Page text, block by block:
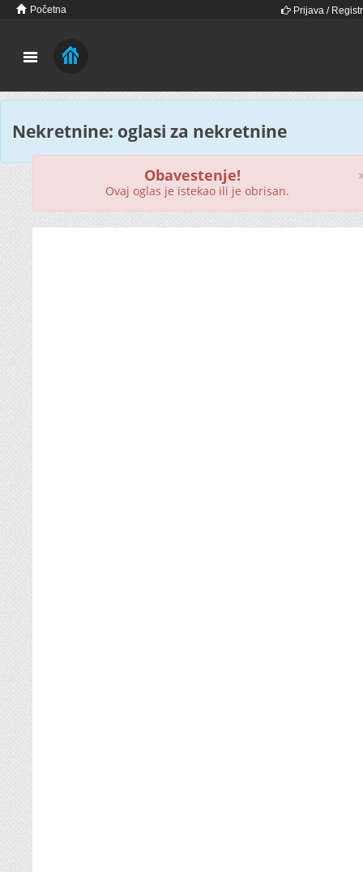
Početna Prijava /
Nekretnine: oglasi za nekretnine
Obavestenje!
Ovaj oglas je istekao ili je obrisan.